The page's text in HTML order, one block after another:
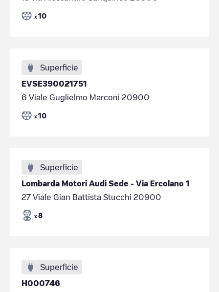
x 10
Superficie
EVSE390021751
6 Viale Guglielmo Marconi 20900
x 10
Superficie
Lombarda Motori Audi Sede - Via Ercolano 1
27 Viale Gian Battista Stucchi 20900
x 8
Superficie
H000746